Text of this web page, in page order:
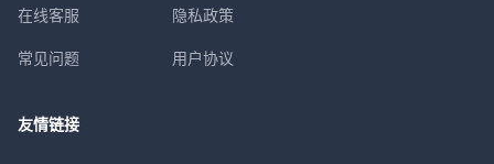
在线客服
常见问题
隐私政策
用户协议
友情链接